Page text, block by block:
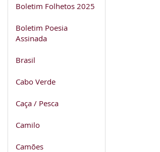
Boletim Folhetos 2025
Boletim Poesia
Assinada
Brasil
Cabo Verde
Caça / Pesca
Camilo
Camões